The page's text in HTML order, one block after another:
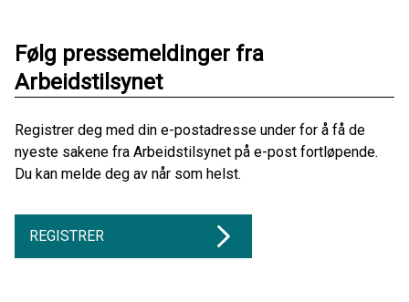
Følg pressemeldinger fra
Arbeidstilsynet
Registrer deg med din e-postadresse under for å få de
nyeste sakene fra Arbeidstilsynet på e-post fortløpende.
Du kan melde deg av når som helst.
REGISTRER